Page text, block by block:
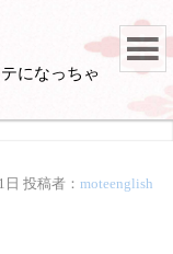
になっちゃ
日 投稿者：moteenglish